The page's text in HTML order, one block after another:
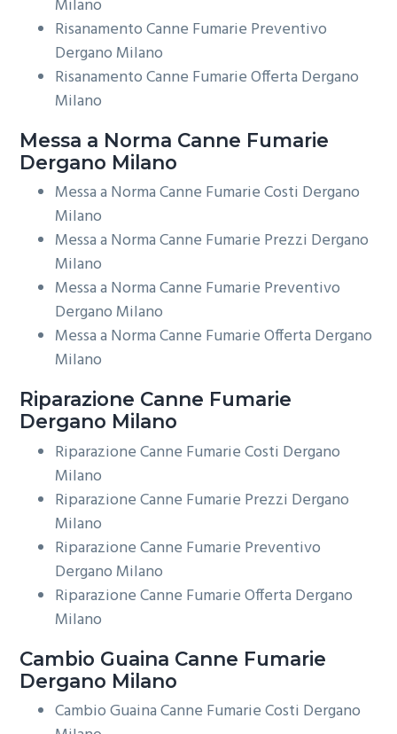
Milano
Risanamento Canne Fumarie Preventivo
Dergano Milano
Risanamento Canne Fumarie Offerta Dergano
Milano
Messa a Norma Canne Fumarie
Dergano Milano
Messa a Norma Canne Fumarie Costi Dergano
Milano
Messa a Norma Canne Fumarie Prezzi Dergano
Milano
Messa a Norma Canne Fumarie Preventivo
Dergano Milano
Messa a Norma Canne Fumarie Offerta Dergano
Milano
Riparazione Canne Fumarie
Dergano Milano
Riparazione Canne Fumarie Costi Dergano
Milano
Riparazione Canne Fumarie Prezzi Dergano
Milano
Riparazione Canne Fumarie Preventivo
Dergano Milano
Riparazione Canne Fumarie Offerta Dergano
Milano
Cambio Guaina Canne Fumarie
Dergano Milano
Cambio Guaina Canne Fumarie Costi Dergano